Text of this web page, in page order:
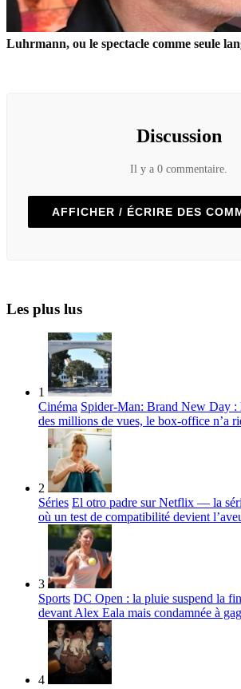
Luhrmann, ou le spectacle comme seule
Discussion
Il y a 0 commentaire.
AFFICHER / ÉCRIRE DES
Les plus lus
1
Cinéma Spider-Man: Brand New Day :
des millions de vues, le box-office n’a
2
Séries El otro padre sur Netflix — la
où un test de compatibilité devient
3
Sports DC Open : la pluie suspend la
devant Alex Eala mais condamnée à
4